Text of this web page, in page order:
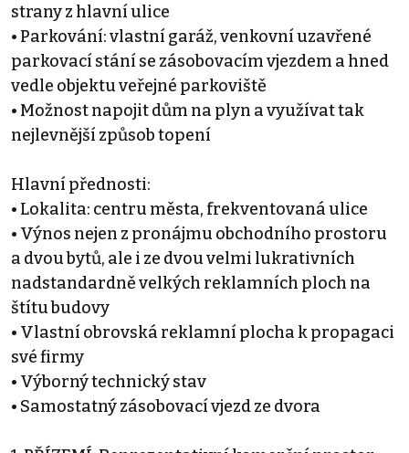
strany z hlavní ulice
• Parkování: vlastní garáž, venkovní uzavřené
parkovací stání se zásobovacím vjezdem a hned
vedle objektu veřejné parkoviště
• Možnost napojit dům na plyn a využívat tak
nejlevnější způsob topení
Hlavní přednosti:
• Lokalita: centru města, frekventovaná ulice
• Výnos nejen z pronájmu obchodního prostoru
a dvou bytů, ale i ze dvou velmi lukrativních
nadstandardně velkých reklamních ploch na
štítu budovy
• Vlastní obrovská reklamní plocha k propagaci
své firmy
• Výborný technický stav
• Samostatný zásobovací vjezd ze dvora